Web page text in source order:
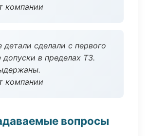
компании
сделали с первого
допуски в пределах ТЗ.
компании
вопросы